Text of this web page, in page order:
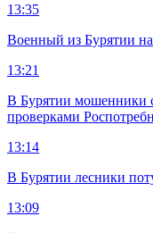
13:35
Военный из Бурятии
13:21
В Бурятии мошенники
проверками
13:14
В Бурятии лесники
13:09